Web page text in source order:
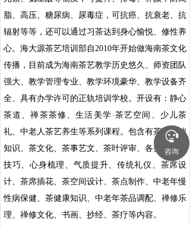
脂、高压、糖尿病、尿毒症，可抗癌、抗衰老、抗
辐射等等，还可以通过习茶达到身心愉悦、修性养
心。海大源茶艺培训部自2010年开始做海南茶文化
传播，目前成为海南茶艺教学历史悠久、师资团队
强大、教学管理专业、教学环境豪华、教学设备齐
全、具有办学许可的正轨培训学校。开设有：静心
茶道、禅茶茶修、生活美学·茶艺空间、少儿茶
礼、中老人茶艺养生等系列课程。包含有茶叶基础
知识、茶文化、茶事艺文、茶叶评审、各类茶冲泡
技巧、心身梳理、气质提升、传统礼仪、茶席设
计、茶席插花、茶空间设计、茶点制作、中老年慢
性病保健、茶健康知识、中老年茶品调配、禅修乐
理、禅修文化、书画、抄经、茶疗等内容。
咨询